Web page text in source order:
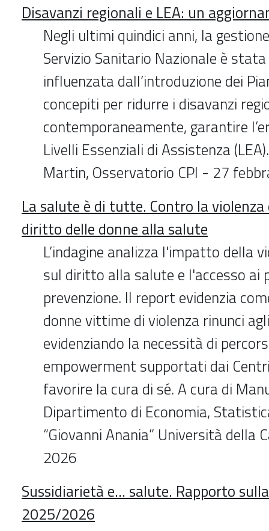
Disavanzi regionali e LEA: un
Negli ultimi quindici anni, la
Servizio Sanitario Nazionale è
influenzata dall’introduzione dei
concepiti per ridurre i disavanzi
contemporaneamente, garantire
Livelli Essenziali di Assistenza
Martin, Osservatorio CPI - 27
La salute è di tutte. Contro la violenza
diritto delle donne alla salute
L’indagine analizza l'impatto della
sul diritto alla salute e l'accesso ai
prevenzione. Il report evidenzia
donne vittime di violenza rinunci
evidenziando la necessità di
empowerment supportati dai
favorire la cura di sé. A cura di
Dipartimento di Economia,
“Giovanni Anania” Università della
2026
Sussidiarietà e… salute. Rapporto
2025/2026